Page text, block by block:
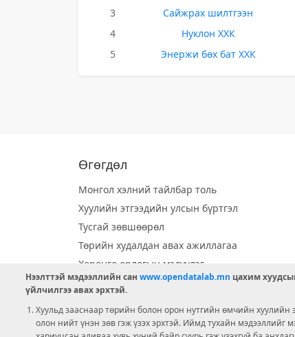
3
Сайжрах шилтгээн
4
Нуклон ХХК
5
Энержи бөх бат ХХК
Өгөгдөл
Монгол хэлний тайлбар толь
Хуулийн этгээдийн улсын бүртгэл
Тусгай зөвшөөрөл
Төрийн худалдан авах ажиллагаа
Хөрөнгө орлогын мэдүүлэг
Орон нутгийн хөгжлийн сан
Ээлжит сонгууль
Нээлттэй мэдээллийн сан www.opendatalab.mn цахим
үйлчилгээ авах эрхтэй.
Хуульд зааснаар төрийн болон орон нутгийн өмчийн хуулийн
олон нийт үнэн зөв гэж үзэх эрхтэй. Иймд тухайн